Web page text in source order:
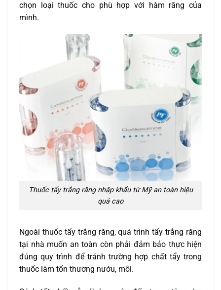
chọn loại thuốc cho phù hợp với hàm răng của
mình.
Thuốc tẩy trắng răng nhập khẩu từ Mỹ an toàn hiệu
quả cao
Ngoài thuốc tẩy trắng răng, quá trình tẩy trắng răng
tại nhà muốn an toàn còn phải đảm bảo thực hiện
đúng quy trình để tránh trường hợp chất tẩy trong
thuốc làm tổn thương nướu, môi.